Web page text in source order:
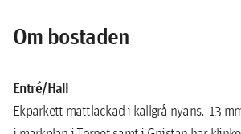
Om bostaden
Entré/Hall
Ekparkett mattlackad i kallgrå nyans, 13